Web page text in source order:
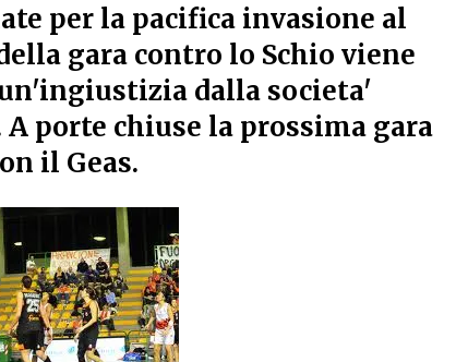
per la pacifica invasione al
gara contro lo Schio viene
dalla societa'
A porte chiuse la prossima gara
il Geas.